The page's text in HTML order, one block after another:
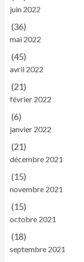
juin 2022
(36)
mai 2022
(45)
avril 2022
(21)
février 2022
(6)
janvier 2022
(21)
décembre 2021
(15)
novembre 2021
(15)
octobre 2021
(18)
septembre 2021